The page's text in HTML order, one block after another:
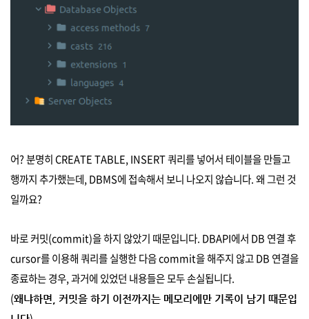
어? 분명히 CREATE TABLE, INSERT 쿼리를 넣어서 테이블을 만들고
행까지 추가했는데, DBMS에 접속해서 보니 나오지 않습니다. 왜 그런 것
일까요?
바로 커밋(commit)을 하지 않았기 때문입니다. DBAPI에서 DB 연결 후
cursor를 이용해 쿼리를 실행한 다음 commit을 해주지 않고 DB 연결을
종료하는 경우, 과거에 있었던 내용들은 모두 손실됩니다.
(왜냐하면, 커밋을 하기 이전까지는 메모리에만 기록이 남기 때문입